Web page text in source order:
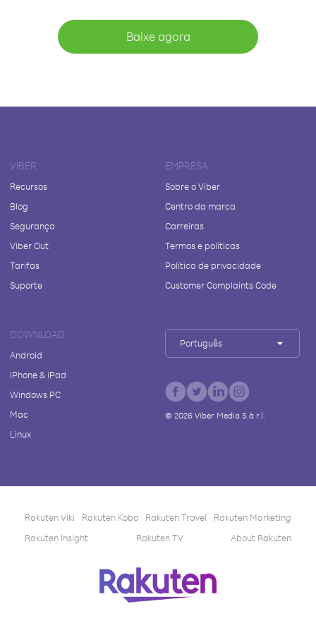
Baixe agora
VIBER
Recursos
Blog
Segurança
Viber Out
Tarifas
Suporte
EMPRESA
Sobre o Viber
Centro da marca
Carreiras
Termos e políticas
Política de privacidade
Customer Complaints Code
DOWNLOAD
Android
iPhone & iPad
Windows PC
Mac
Linux
Português
© 2026Viber Media S.à r.l.
Rakuten Viki Rakuten Kobo Rakuten Travel
Rakuten Marketing
Rakuten Insight
Rakuten TV About Rakuten